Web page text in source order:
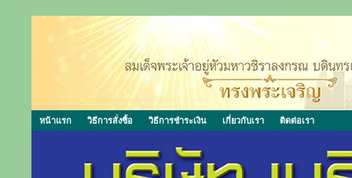
หน้าแรก วิธีการสั่งซื้อ วิธีการชำระเงิน เกี่ยวกับเรา ติดต่อเรา